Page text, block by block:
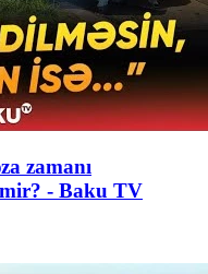
zamanı
- Baku TV